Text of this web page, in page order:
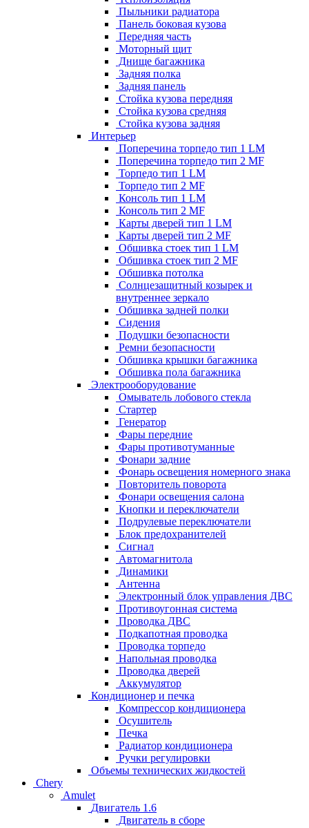
Пыльники радиатора
Панель боковая кузова
Передняя часть
Моторный щит
Днище багажника
Задняя полка
Задняя панель
Стойка кузова передняя
Стойка кузова средняя
Стойка кузова задняя
Интерьер
Поперечина торпедо тип 1 LM
Поперечина торпедо тип 2 MF
Торпедо тип 1 LM
Торпедо тип 2 MF
Консоль тип 1 LM
Консоль тип 2 MF
Карты дверей тип 1 LM
Карты дверей тип 2 MF
Обшивка стоек тип 1 LM
Обшивка стоек тип 2 MF
Обшивка потолка
Солнцезащитный козырек и
внутреннее зеркало
Обшивка задней полки
Сидения
Подушки безопасности
Ремни безопасности
Обшивка крышки багажника
Обшивка пола багажника
Электрооборудование
Омыватель лобового стекла
Стартер
Генератор
Фары передние
Фары противотуманные
Фонари задние
Фонарь освещения номерного знака
Повторитель поворота
Фонари освещения салона
Кнопки и переключатели
Подрулевые переключатели
Блок предохранителей
Сигнал
Автомагнитола
Динамики
Антенна
Электронный блок управления ДВС
Противоугонная система
Проводка ДВС
Подкапотная проводка
Проводка торпедо
Напольная проводка
Проводка дверей
Аккумулятор
Кондиционер и печка
Компрессор кондиционера
Осушитель
Печка
Радиатор кондиционера
Ручки регулировки
Объемы технических жидкостей
Chery
Amulet
Двигатель 1.6
Двигатель в сборе